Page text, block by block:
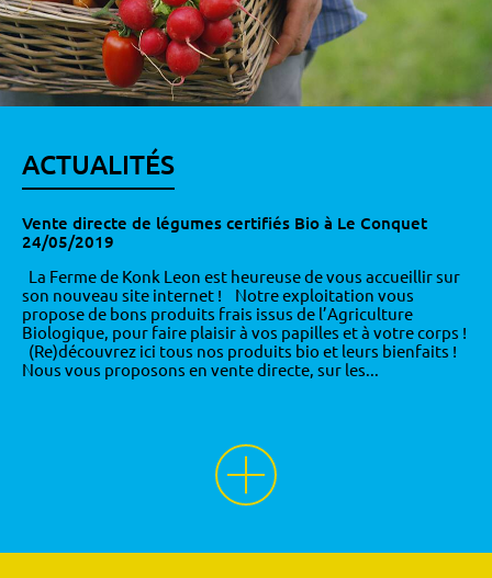
ACTUALITÉS
Vente directe de légumes certifiés Bio à Le Conquet
24/05/2019
La Ferme de Konk Leon est heureuse de vous accueillir sur
son nouveau site internet ! Notre exploitation vous
propose de bons produits frais issus de l’Agriculture
Biologique, pour faire plaisir à vos papilles et à votre corps !
(Re)découvrez ici tous nos produits bio et leurs bienfaits !
Nous vous proposons en vente directe, sur les...